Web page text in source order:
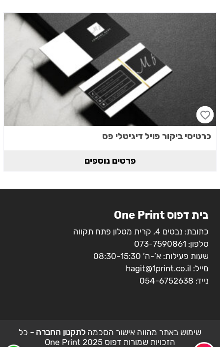
כרטיסי ביקור פויל דיגיטלי פס
פרטים נוספים
בית דפוס One Print
כתובת: נבטים 4, קרית מטלון פתח תקווה
טלפון: 073-7590861
שעות פעילות: א’-ה’ 08:30-15:30
מייל: hagit@1print.co.il
נייד: 054-6752638
שימוש באתר מהווה אישור הסכמה לתקנון החברה - כל
הזכויות שמורות דפוס 2025 One Print